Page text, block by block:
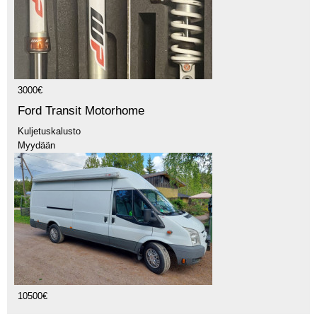
3000€
Ford Transit Motorhome
Kuljetuskalusto
Myydään
10500€